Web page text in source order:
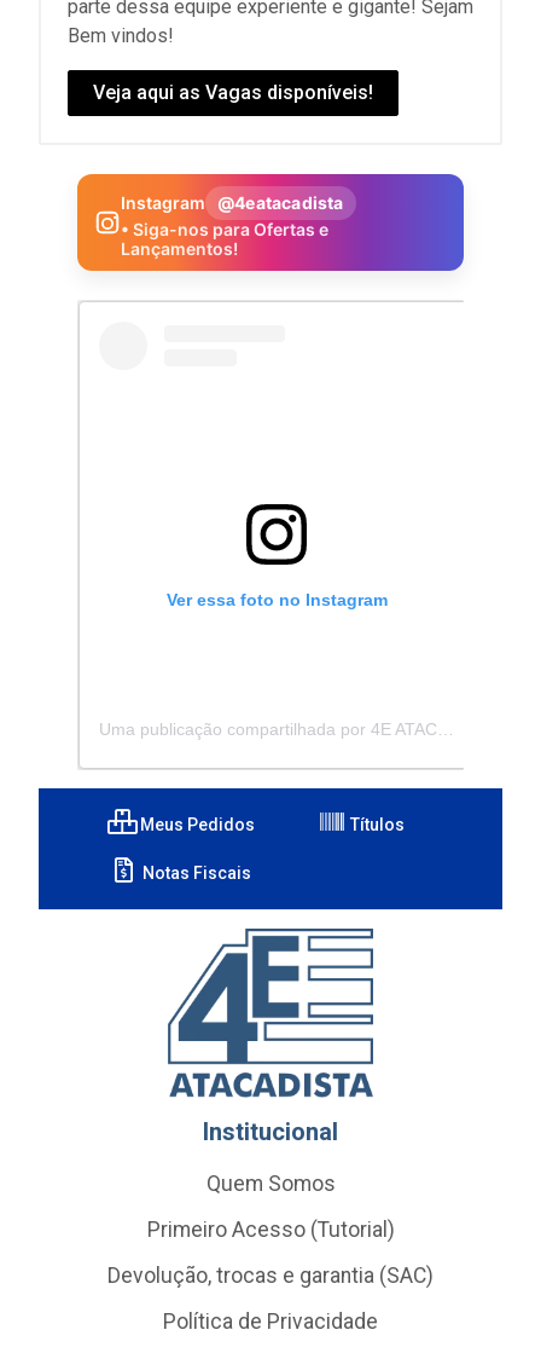
parte dessa equipe experiente e gigante! Sejam
Bem vindos!
Veja aqui as Vagas disponíveis!
Instagram
@4eatacadista
• Siga-nos para Ofertas e
Lançamentos!
Ver essa foto no Instagram
Meus Pedidos Títulos
Notas Fiscais
Institucional
Quem Somos
Primeiro Acesso (Tutorial)
Devolução, trocas e garantia (SAC)
Política de Privacidade